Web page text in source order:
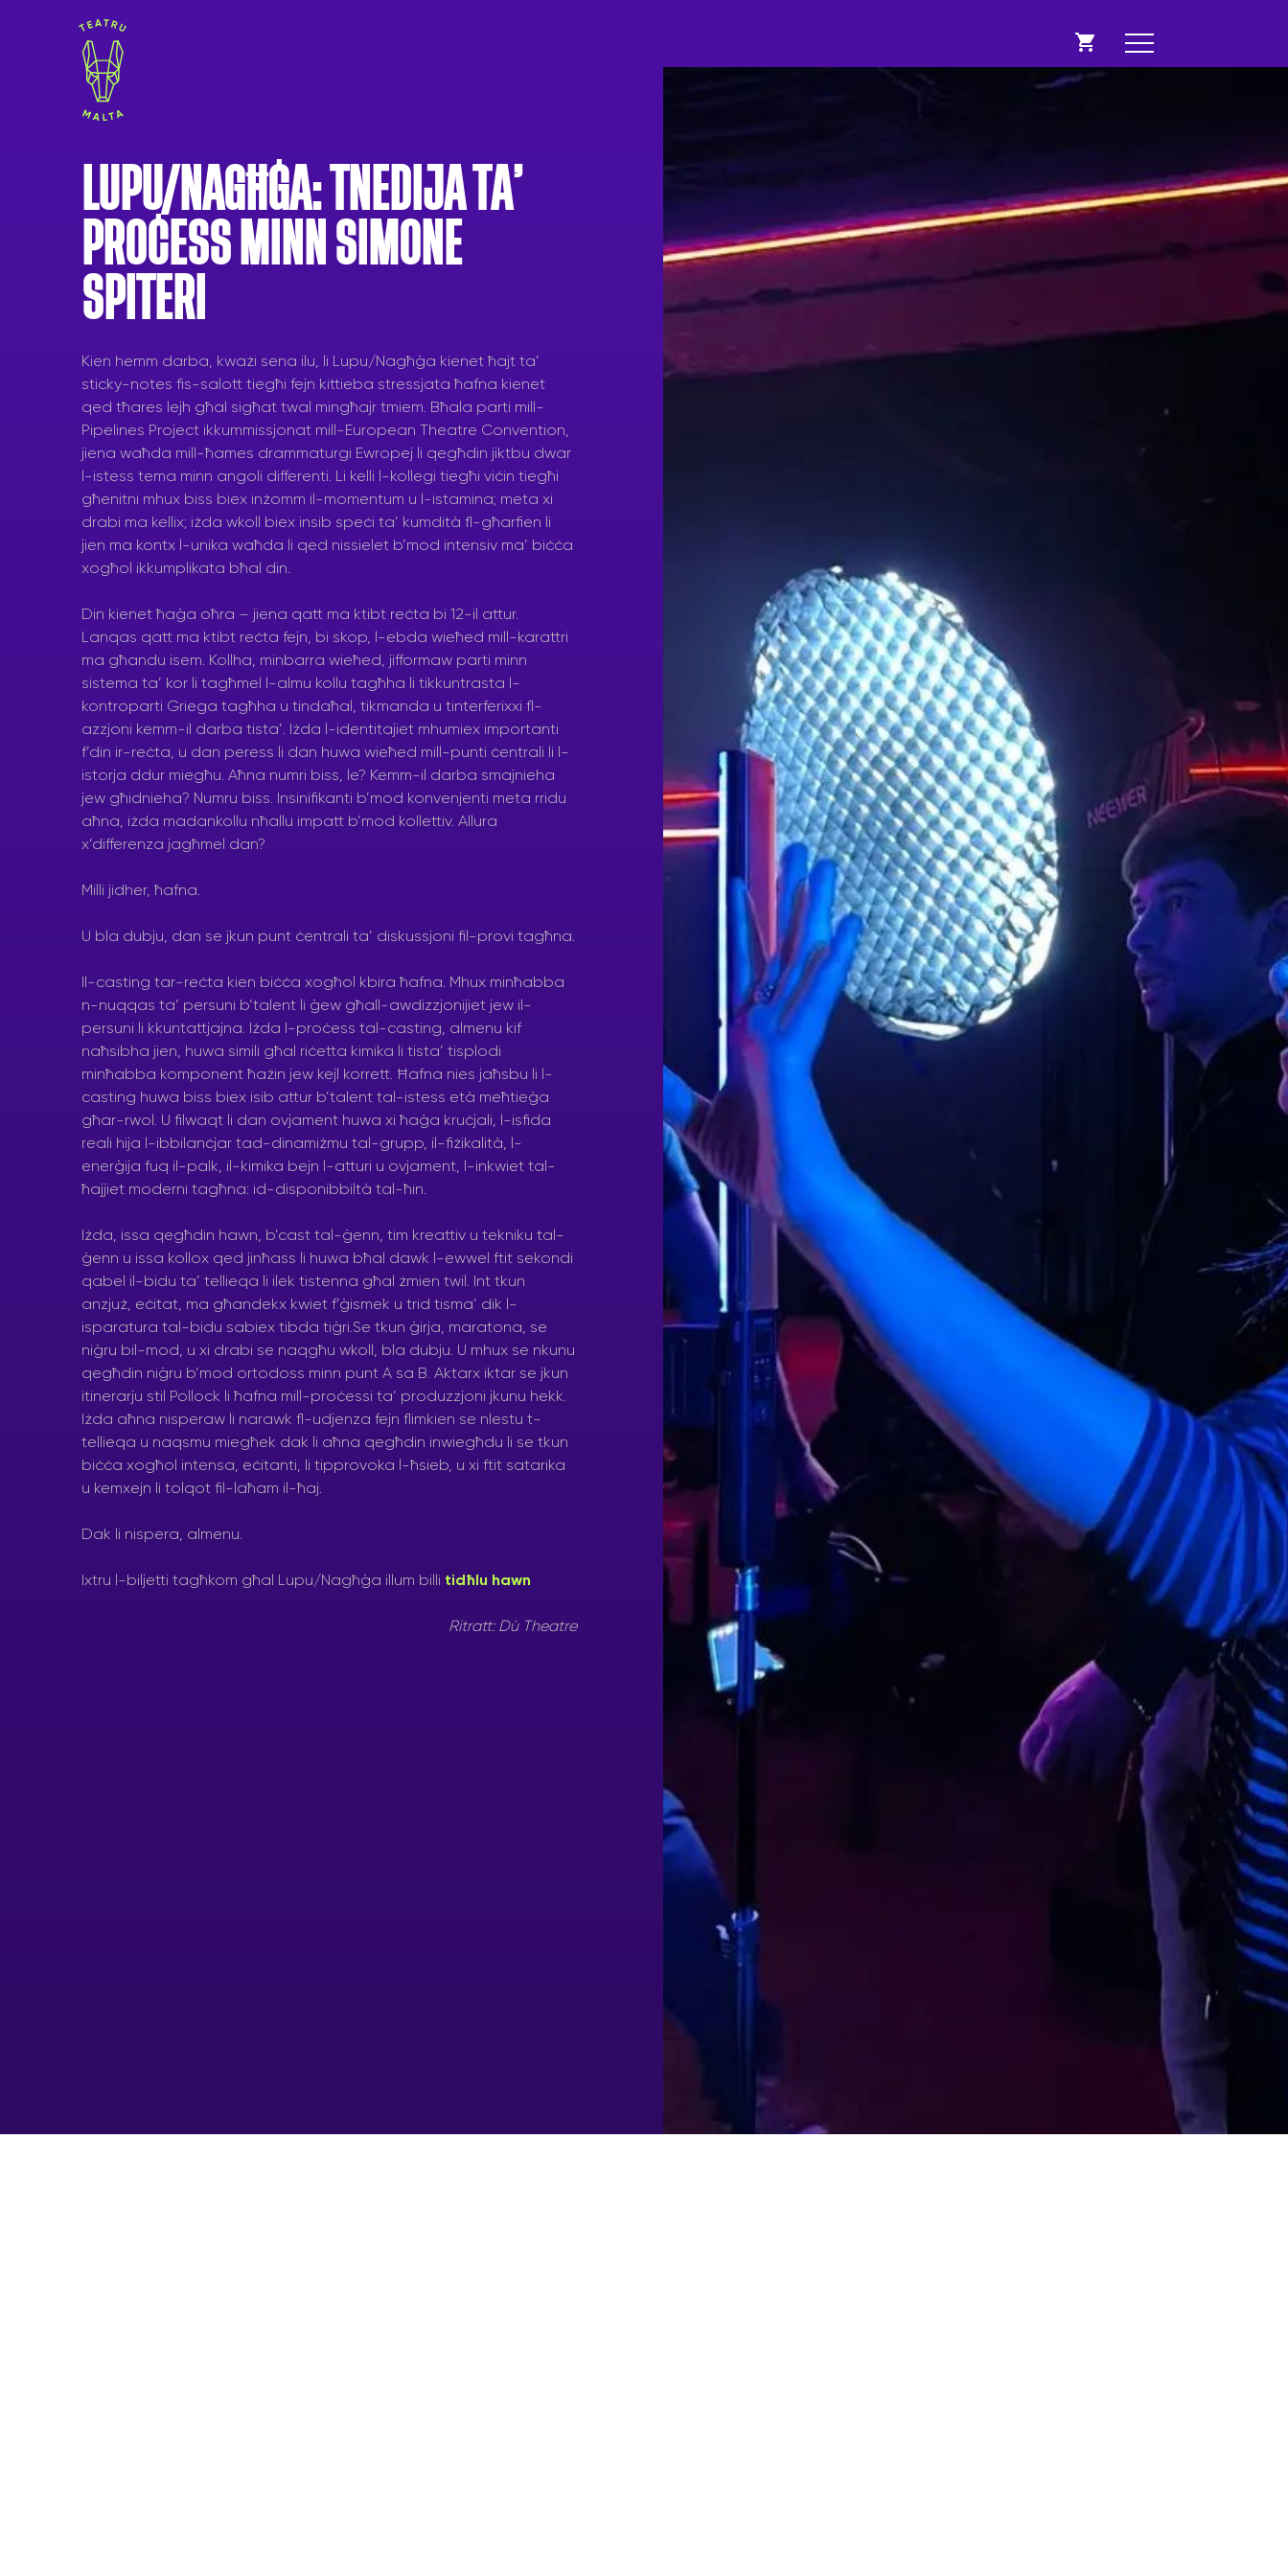
LUPU/NAGĦĠA: TNEDIJA TA’
PROĊESS MINN SIMONE
SPITERI
Kien hemm darba, kważi sena ilu, li Lupu/Nagħġa kienet ħajt ta’
sticky-notes fis-salott tiegħi fejn kittieba stressjata ħafna kienet
qed tħares lejh għal sigħat twal mingħajr tmiem. Bħala parti mill-
Pipelines Project ikkummissjonat mill-European Theatre Convention,
jiena waħda mill-ħames drammaturgi Ewropej li qegħdin jiktbu dwar
l-istess tema minn angoli differenti. Li kelli l-kollegi tiegħi viċin tiegħi
għenitni mhux biss biex inżomm il-momentum u l-istamina; meta xi
drabi ma kellix; iżda wkoll biex insib speċi ta’ kumdità fl-għarfien li
jien ma kontx l-unika waħda li qed nissielet b’mod intensiv ma’ biċċa
xogħol ikkumplikata bħal din.
Din kienet ħaġa oħra – jiena qatt ma ktibt reċta bi 12-il attur.
Lanqas qatt ma ktibt reċta fejn, bi skop, l-ebda wieħed mill-karattri
ma għandu isem. Kollha, minbarra wieħed, jifformaw parti minn
sistema ta’ kor li tagħmel l-almu kollu tagħha li tikkuntrasta l-
kontroparti Griega tagħha u tindaħal, tikmanda u tinterferixxi fl-
azzjoni kemm-il darba tista’. Iżda l-identitajiet mhumiex importanti
f’din ir-reċta, u dan peress li dan huwa wieħed mill-punti ċentrali li l-
istorja ddur miegħu. Aħna numri biss, le? Kemm-il darba smajnieha
jew għidnieha? Numru biss. Insinifikanti b’mod konvenjenti meta rridu
aħna, iżda madankollu nħallu impatt b’mod kollettiv. Allura
x’differenza jagħmel dan?
Milli jidher, ħafna.
U bla dubju, dan se jkun punt ċentrali ta’ diskussjoni fil-provi tagħna.
Il-casting tar-reċta kien biċċa xogħol kbira ħafna. Mhux minħabba
n-nuqqas ta’ persuni b’talent li ġew għall-awdizzjonijiet jew il-
persuni li kkuntattjajna. Iżda l-proċess tal-casting, almenu kif
naħsibha jien, huwa simili għal riċetta kimika li tista’ tisplodi
minħabba komponent ħażin jew kejl korrett. Ħafna nies jaħsbu li l-
casting huwa biss biex isib attur b’talent tal-istess età meħtieġa
għar-rwol. U filwaqt li dan ovjament huwa xi ħaġa kruċjali, l-isfida
reali hija l-ibbilanċjar tad-dinamiżmu tal-grupp, il-fiżikalità, l-
enerġija fuq il-palk, il-kimika bejn l-atturi u ovjament, l-inkwiet tal-
ħajjiet moderni tagħna: id-disponibbiltà tal-ħin.
Iżda, issa qegħdin hawn, b’cast tal-ġenn, tim kreattiv u tekniku tal-
ġenn u issa kollox qed jinħass li huwa bħal dawk l-ewwel ftit sekondi
qabel il-bidu ta’ tellieqa li ilek tistenna għal żmien twil. Int tkun
anzjuż, eċitat, ma għandekx kwiet f’ġismek u trid tisma’ dik l-
isparatura tal-bidu sabiex tibda tiġri.Se tkun ġirja, maratona, se
niġru bil-mod, u xi drabi se naqgħu wkoll, bla dubju. U mhux se nkunu
qegħdin niġru b’mod ortodoss minn punt A sa B. Aktarx iktar se jkun
itinerarju stil Pollock li ħafna mill-proċessi ta’ produzzjoni jkunu hekk.
Iżda aħna nisperaw li narawk fl-udjenza fejn flimkien se nlestu t-
tellieqa u naqsmu miegħek dak li aħna qegħdin inwiegħdu li se tkun
biċċa xogħol intensa, eċitanti, li tipprovoka l-ħsieb, u xi ftit satarika
u kemxejn li tolqot fil-laħam il-ħaj.
Dak li nispera, almenu.
Ixtru l-biljetti tagħkom għal Lupu/Nagħġa illum billi tidħlu hawn
Ritratt: Dù Theatre